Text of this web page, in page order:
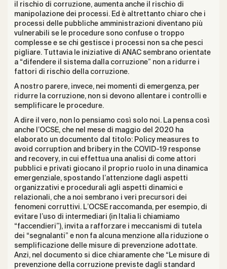
il rischio di corruzione, aumenta anche il rischio di
manipolazione dei processi. Ed è altrettanto chiaro che i
processi delle pubbliche amministrazioni diventano più
vulnerabili se le procedure sono confuse o troppo
complesse e se chi gestisce i processi non sa che pesci
pigliare. Tuttavia le iniziative di ANAC sembrano orientate
a “difendere il sistema dalla corruzione” non a ridurre i
fattori di rischio della corruzione.
A nostro parere, invece, nei momenti di emergenza, per
ridurre la corruzione, non si devono allentare i controlli e
semplificare le procedure.
A dire il vero, non lo pensiamo così solo noi. La pensa così
anche l’OCSE, che nel mese di maggio del 2020 ha
elaborato un documento dal titolo: Policy measures to
avoid corruption and bribery in the COVID-19 response
and recovery, in cui effettua una analisi di come attori
pubblici e privati giocano il proprio ruolo in una dinamica
emergenziale, spostando l’attenzione dagli aspetti
organizzativi e procedurali agli aspetti dinamici e
relazionali, che a noi sembrano i veri precursori dei
fenomeni corruttivi. L’OCSE raccomanda, per esempio, di
evitare l’uso di intermediari (in Italia li chiamiamo
“faccendieri”), invita a rafforzare i meccanismi di tutela
dei “segnalanti” e non fa alcuna menzione alla riduzione o
semplificazione delle misure di prevenzione adottate.
Anzi, nel documento si dice chiaramente che “Le misure di
prevenzione della corruzione previste dagli standard